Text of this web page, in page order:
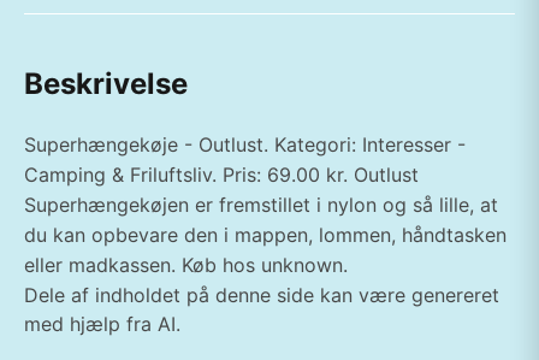
Beskrivelse
Superhængekøje - Outlust. Kategori: Interesser -
Camping & Friluftsliv. Pris: 69.00 kr. Outlust
Superhængekøjen er fremstillet i nylon og så lille, at
du kan opbevare den i mappen, lommen, håndtasken
eller madkassen. Køb hos unknown.
Dele af indholdet på denne side kan være genereret
med hjælp fra AI.